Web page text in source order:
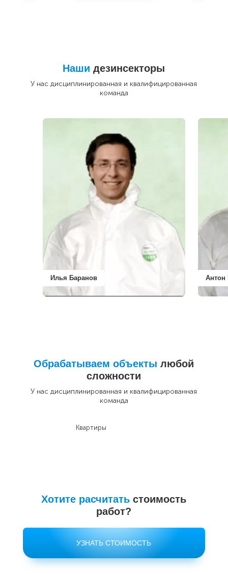
Наши дезинсекторы
У нас дисциплинированная и квалифицированная
команда
Илья Баранов Антон
Обрабатываем объекты любой
сложности
У нас дисциплинированная и квалифицированная
команда
Квартиры
Хотите расчитать стоимость
работ?
УЗНАТЬ СТОИМОСТЬ